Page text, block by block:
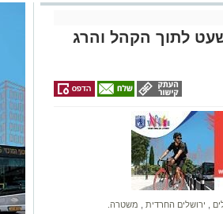
לתוך הקהל והרג
ירושלים החרדית משטרה.